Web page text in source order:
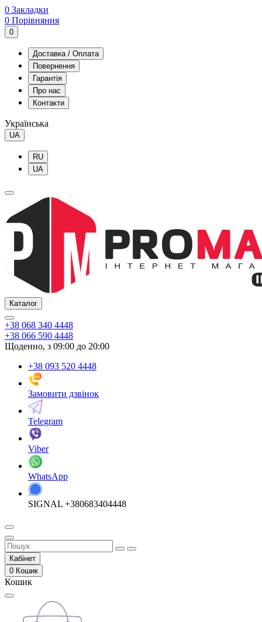
0 Закладки
0 Порівняння
0
Доставка / Оплата
Повернення
Гарантія
Про нас
Контакти
Українська
UA
RU
UA
Каталог
+38 068 340 4448
+38 066 590 4448
Щоденно, з 09:00 до 20:00
+38 093 520 4448
Замовити дзвінок
Telegram
Viber
WhatsApp
SIGNAL +380683404448
Кабінет
0 Кошик
Кошик